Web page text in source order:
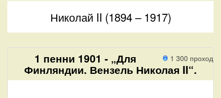
Николай II (1894 – 1917)
1 300 проход
1 пенни 1901 - „Для
Финляндии. Вензель Николая II“.